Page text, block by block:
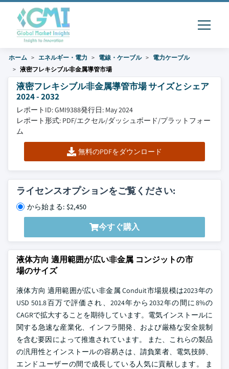
ホーム エネルギー・電力 電線・ケーブル
電力ケーブル
液密フレキシブル非金属導管市場
液密フレキシブル非金属導管市場 サイズとシェア
2024 - 2032
レポートID: GMI9388発行日: May 2024
レポート形式: PDF/エクセル/ダッシュボード/プラットフォー
ム
無料のPDFをダウンロード
ライセンスオプションをご覧ください:
から始まる: $2,450
今すぐ購入
液体方向 適用範囲が広い非金属 コンジットの市
場のサイズ
液体方向 適用範囲が広い非金属 Conduit市場規模は2023年の
USD 501.8百万で評価され、2024年から2032年の間に8%の
CAGRで拡大することを期待しています。電気インストールに
関する急速な産業化、インフラ開発、および厳格な安全規制
を含む要因によって推進されています。 また、これらの製品
の汎用性とインストールの容易さは、請負業者、電気技師、
エンドユーザーの間で成長している人気に貢献します。 ま